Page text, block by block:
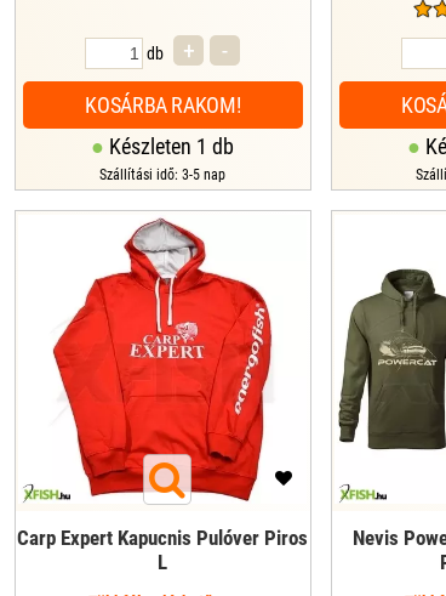
Készleten 1 db
Szállítási idő: 3-5 nap
db + -
KOSÁRBA RAKOM!
Carp Expert Kapucnis Pulóver Piros
L
Nevis